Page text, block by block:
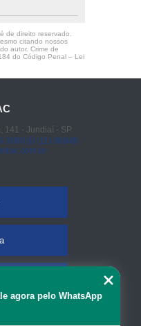
de direito reservado.
citando nossos
autor. Crime de
do Código Penal – Lei
141 - Jundiaí - SP
3890
(11) 96848-
agora pelo WhatsApp